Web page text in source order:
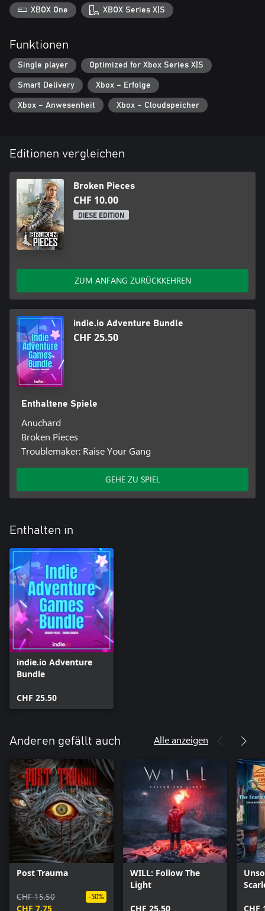
XBOX One XBOX Series X|S
Funktionen
Single player Optimized for Xbox Series X|S
Smart Delivery Xbox – Erfolge
Xbox – Anwesenheit Xbox – Cloudspeicher
Editionen vergleichen
Broken Pieces
CHF 10.00
DIESE EDITION
ZUM ANFANG ZURÜCKKEHREN
indie.io Adventure Bundle
CHF 25.50
Enthaltene Spiele
Anuchard
Broken Pieces
Troublemaker: Raise Your Gang
GEHE ZU SPIEL
Enthalten in
indie.io Adventure
Bundle
CHF 25.50
Anderen gefällt auch Alle anzeigen
Post Trauma
CHF 15.50
CHF 7.75
-50%
WILL: Follow The
Light
CHF 25.50
CHF